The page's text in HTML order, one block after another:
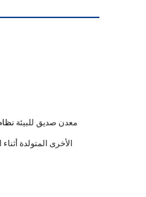
معدن صديق للبيئة
الأخرى المتولدة